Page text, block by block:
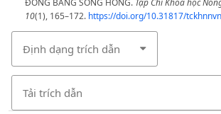
10(1), 165–172. https://doi.org/10.31817/
Định dạng trích dẫn
Tải trích dẫn